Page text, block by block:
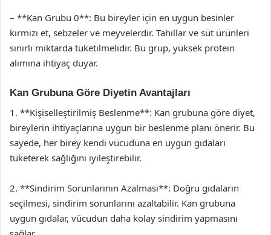
– **Kan Grubu 0**: Bu bireyler için en uygun besinler
kırmızı et, sebzeler ve meyvelerdir. Tahıllar ve süt ürünleri
sınırlı miktarda tüketilmelidir. Bu grup, yüksek protein
alımına ihtiyaç duyar.
Kan Grubuna Göre Diyetin Avantajları
1. **Kişiselleştirilmiş Beslenme**: Kan grubuna göre diyet,
bireylerin ihtiyaçlarına uygun bir beslenme planı önerir. Bu
sayede, her birey kendi vücuduna en uygun gıdaları
tüketerek sağlığını iyileştirebilir.
2. **Sindirim Sorunlarının Azalması**: Doğru gıdaların
seçilmesi, sindirim sorunlarını azaltabilir. Kan grubuna
uygun gıdalar, vücudun daha kolay sindirim yapmasını